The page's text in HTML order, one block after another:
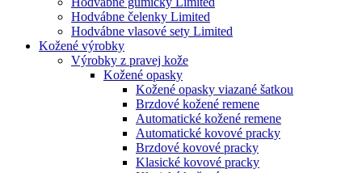
Hodvábne čelenky Limited
Hodvábne vlasové sety Limited
Kožené výrobky
Výrobky z pravej kože
Kožené opasky
Kožené opasky viazané šatkou
Brzdové kožené remene
Automatické kožené remene
Automatické kovové pracky
Brzdové kovové pracky
Klasické kovové pracky